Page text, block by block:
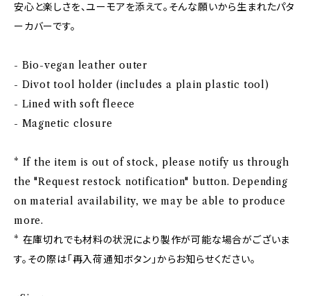
安心と楽しさを、ユーモアを添えて。そんな願いから生まれたパタ
ーカバーです。
- Bio-vegan leather outer
- Divot tool holder (includes a plain plastic tool)
- Lined with soft fleece
- Magnetic closure
* If the item is out of stock, please notify us through
the "Request restock notification" button. Depending
on material availability, we may be able to produce
more.
* 在庫切れでも材料の状況により製作が可能な場合がございま
す。その際は「再入荷通知ボタン」からお知らせください。